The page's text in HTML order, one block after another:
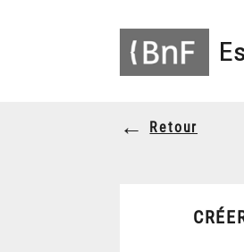
Retour